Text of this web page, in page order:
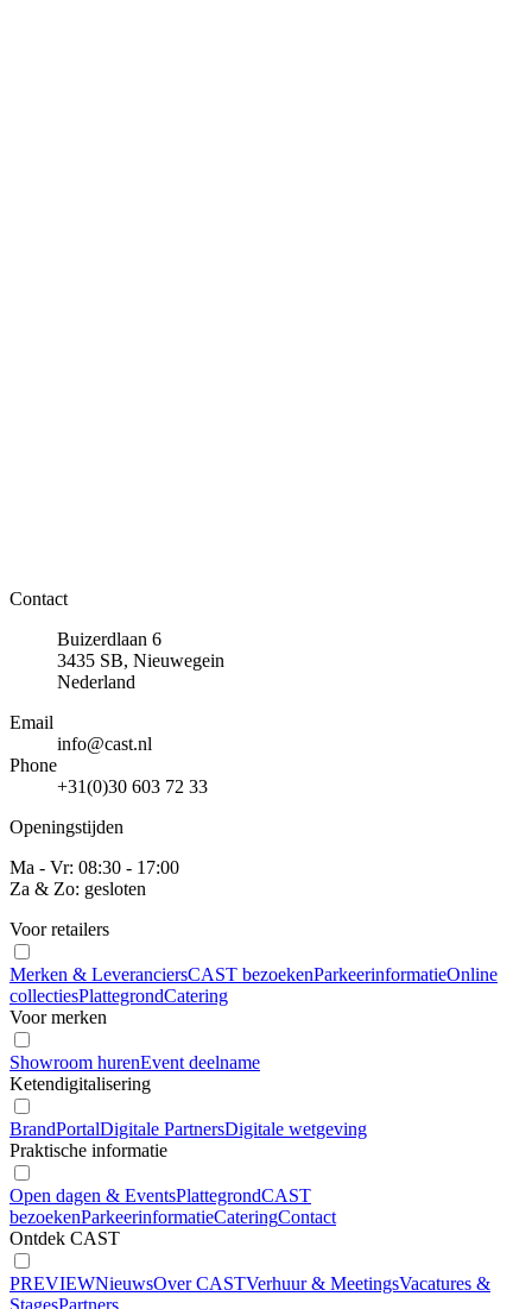
Contact
Buizerdlaan 6
3435 SB, Nieuwegein
Nederland
Email
info@cast.nl
Phone
+31(0)30 603 72 33
Openingstijden
Ma - Vr: 08:30 - 17:00
Za & Zo: gesloten
Voor retailers
Merken & LeveranciersCAST bezoekenParkeerinformatieOnline
collectiesPlattegrondCatering
Voor merken
Showroom hurenEvent deelname
Ketendigitalisering
BrandPortalDigitale PartnersDigitale wetgeving
Praktische informatie
Open dagen & EventsPlattegrondCAST
bezoekenParkeerinformatieCateringContact
Ontdek CAST
PREVIEWNieuwsOver CASTVerhuur & MeetingsVacatures &